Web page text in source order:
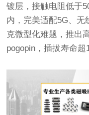
镀层，接触电阻低于
内，完美适配5G、无
克微型化难题，推出
pogopin，插拔寿命超